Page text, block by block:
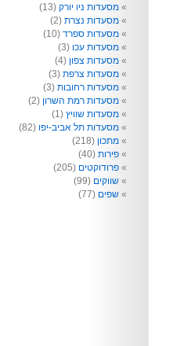
מסעדות ניו יורק (13)
מסעדות נצרת (2)
מסעדות ספרד (10)
מסעדות עכו (3)
מסעדות צפון (4)
מסעדות צרפת (3)
מסעדות רחובות (3)
מסעדות רמת השרון (2)
מסעדות שוויץ (1)
מסעדות תל אביב-יפו (82)
מתכון (218)
פירות (40)
פרודוקטים (205)
שווקים (99)
שפים (77)